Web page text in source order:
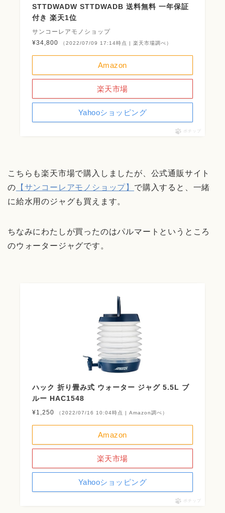
STTDWADW STTDWADB 送料無料 一年保証
付き 楽天1位
サンコーレアモノショップ
¥34,800
（2022/07/09 17:14時点 | 楽天市場調べ）
Amazon
楽天市場
Yahooショッピング
ポチップ
こちらも楽天市場で購入しましたが、公式通販サイト
の 【サンコーレアモノショップ】 で購入すると、一緒
に給水用のジャグも買えます。
ちなみにわたしが買ったのはパルマートというところ
のウォータージャグです。
ハック 折り畳み式 ウォーター ジャグ 5.5L ブ
ルー HAC1548
¥1,250 （2022/07/16 10:04時点 | Amazon調べ）
Amazon
楽天市場
Yahooショッピング
ポチップ